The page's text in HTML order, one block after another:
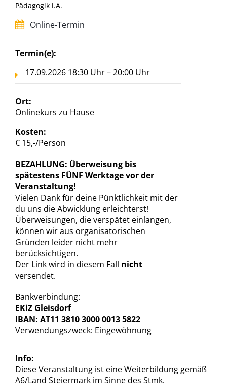
Pädagogik i.A.
Online-Termin
Termin(e):
17.09.2026 18:30 Uhr – 20:00 Uhr
Ort:
Onlinekurs zu Hause
Kosten:
€ 15,-/Person
BEZAHLUNG: Überweisung bis
spätestens FÜNF Werktage vor der
Veranstaltung!
Vielen Dank für deine Pünktlichkeit mit der
du uns die Abwicklung erleichterst!
Überweisungen, die verspätet einlangen,
können wir aus organisatorischen
Gründen leider nicht mehr
berücksichtigen.
Der Link wird in diesem Fall nicht
versendet.
Bankverbindung:
EKiZ Gleisdorf
IBAN: AT11 3810 3000 0013 5822
Verwendungszweck: Eingewöhnung
Info:
Diese Veranstaltung ist eine Weiterbildung gemäß
A6/Land Steiermark im Sinne des Stmk.